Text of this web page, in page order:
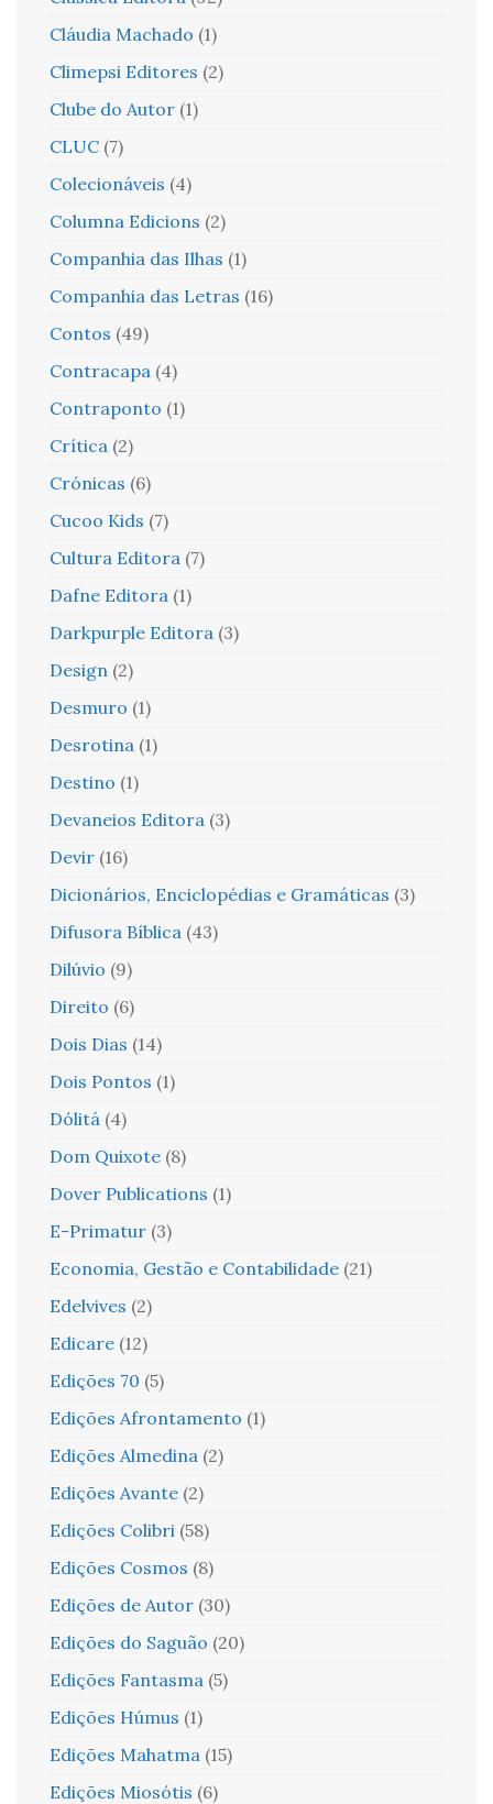
Cláudia Machado (1)
Climepsi Editores (2)
Clube do Autor (1)
CLUC (7)
Colecionáveis (4)
Columna Edicions (2)
Companhia das Ilhas (1)
Companhia das Letras (16)
Contos (49)
Contracapa (4)
Contraponto (1)
Crítica (2)
Crónicas (6)
Cucoo Kids (7)
Cultura Editora (7)
Dafne Editora (1)
Darkpurple Editora (3)
Design (2)
Desmuro (1)
Desrotina (1)
Destino (1)
Devaneios Editora (3)
Devir (16)
Dicionários, Enciclopédias e Gramáticas (3)
Difusora Bíblica (43)
Dilúvio (9)
Direito (6)
Dois Dias (14)
Dois Pontos (1)
Dólitá (4)
Dom Quixote (8)
Dover Publications (1)
E-Primatur (3)
Economia, Gestão e Contabilidade (21)
Edelvives (2)
Edicare (12)
Edições 70 (5)
Edições Afrontamento (1)
Edições Almedina (2)
Edições Avante (2)
Edições Colibri (58)
Edições Cosmos (8)
Edições de Autor (30)
Edições do Saguão (20)
Edições Fantasma (5)
Edições Húmus (1)
Edições Mahatma (15)
Edições Miosótis (6)